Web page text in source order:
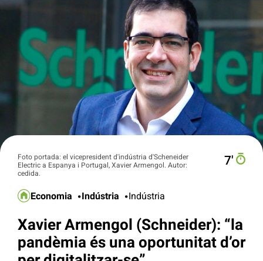
Foto portada: el vicepresident d'indústria d'Scheneider
Electric a Espanya i Portugal, Xavier Armengol. Autor:
cedida.
7′
Economia Indústria Indústria
Xavier Armengol (Schneider): “la
pandèmia és una oportunitat d’or